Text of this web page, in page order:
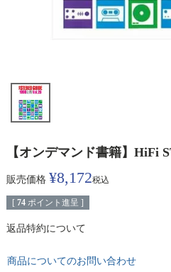
【オンデマンド書籍】HiFi
販売価格 ¥8,172税込
[ 74 ポイント進呈 ]
返品特約について
商品についてのお問い合わせ